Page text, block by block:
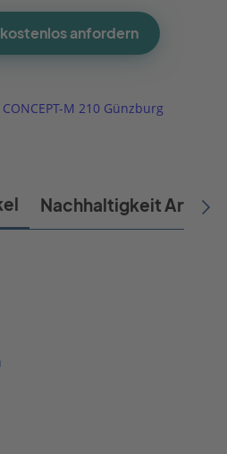
anfordern
CONCEPT-M 210 Günzburg
Nachhaltigkeit Artikel